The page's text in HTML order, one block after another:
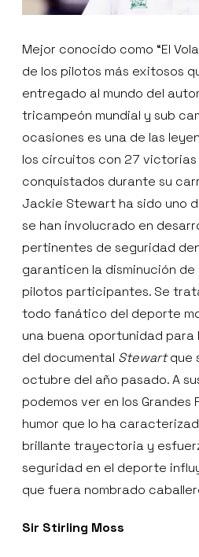
Mejor conocido como “El
de los pilotos más exitosos
entregado al mundo del
tricampeón mundial y sub
ocasiones es una de las
los circuitos con 27 victorias
conquistados durante su
Jackie Stewart ha sido uno
se han involucrado en
pertinentes de seguridad
garanticen la disminución de
pilotos participantes. Se
todo fanático del deporte
una buena oportunidad
del documental Stewartque
octubre del año pasado. A
podemos ver en los Grandes
humor que lo ha
brillante trayectoria y
seguridad en el deporte
que fuera nombrado
Sir Stirling Moss